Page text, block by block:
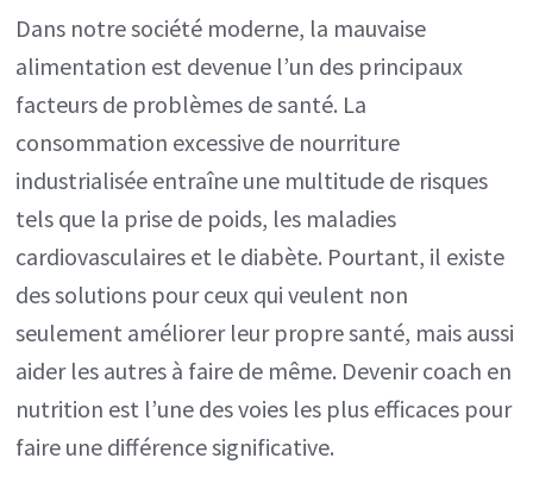
d’une
Bonne
Alimentation
et
Devenez
Coach
en
Nutrition
Dans notre société moderne, la mauvaise
alimentation est devenue l’un des principaux
facteurs de problèmes de santé. La
consommation excessive de nourriture
industrialisée entraîne une multitude de risques
tels que la prise de poids, les maladies
cardiovasculaires et le diabète. Pourtant, il existe
des solutions pour ceux qui veulent non
seulement améliorer leur propre santé, mais aussi
aider les autres à faire de même. Devenir coach en
nutrition est l’une des voies les plus efficaces pour
faire une différence significative.